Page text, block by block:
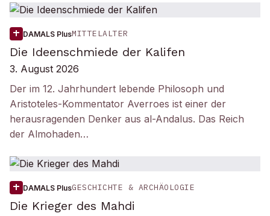
AktuelleDAMALS Plus
DAMALS PlusMITTELALTER
Die Ideenschmiede der Kalifen
3. August 2026
Der im 12. Jahrhundert lebende Philosoph und
Aristoteles-Kommentator Averroes ist einer der
herausragenden Denker aus al-Andalus. Das Reich
der Almohaden…
DAMALS PlusGESCHICHTE & ARCHÄOLOGIE
Die Krieger des Mahdi